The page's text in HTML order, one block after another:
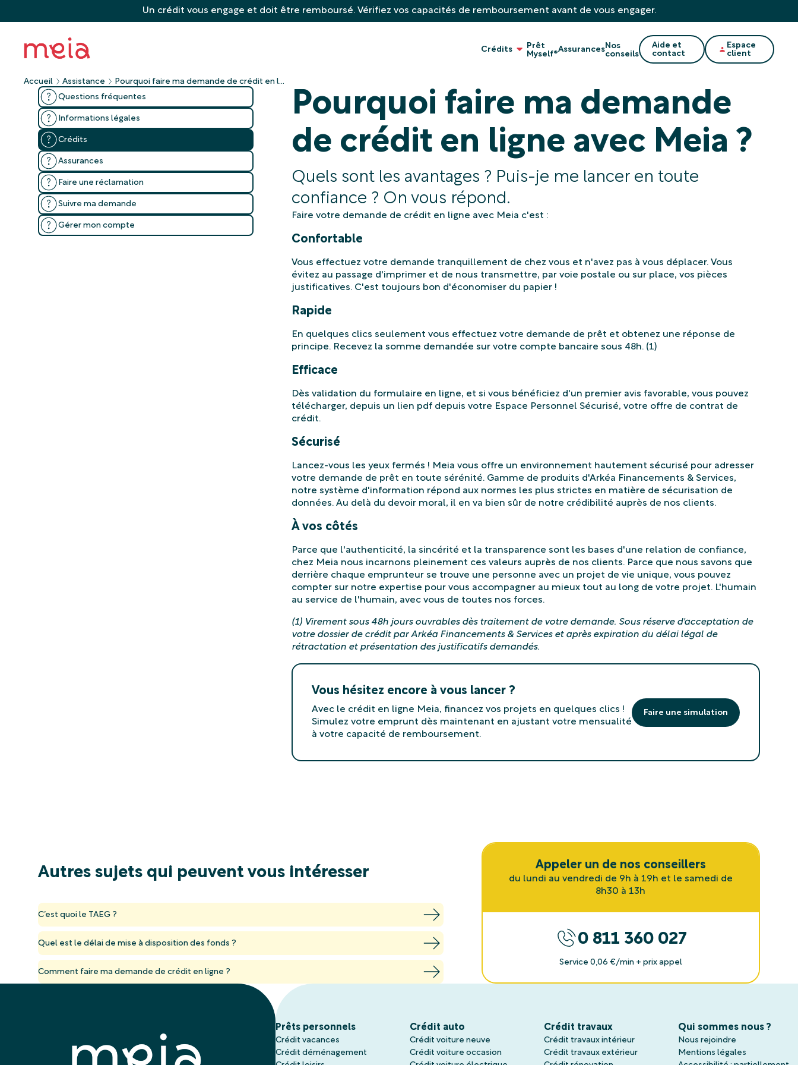
Un crédit vous engage et doit être remboursé. Vérifiez vos capacités de remboursement avant de vous engager.
Crédits
Prêt
Myself®AssurancesNos
conseils
Aide et
contact
Espace
client
Accueil Assistance
Pourquoi faire ma demande de crédit en l...
Questions fréquentes
Informations légales
Crédits
Assurances
Faire une réclamation
Suivre ma demande
Gérer mon compte
Pourquoi faire ma demande
de crédit en ligne avec Meia ?
Quels sont les avantages ? Puis-je me lancer en toute
confiance ? On vous répond.
Faire votre demande de crédit en ligne avec Meia c'est :
Confortable
Vous effectuez votre demande tranquillement de chez vous et n'avez pas à vous déplacer. Vous
évitez au passage d'imprimer et de nous transmettre, par voie postale ou sur place, vos pièces
justificatives. C'est toujours bon d'économiser du papier !
Rapide
En quelques clics seulement vous effectuez votre demande de prêt et obtenez une réponse de
principe. Recevez la somme demandée sur votre compte bancaire sous 48h. (1)
Efficace
Dès validation du formulaire en ligne, et si vous bénéficiez d'un premier avis favorable, vous pouvez
télécharger, depuis un lien pdf depuis votre Espace Personnel Sécurisé, votre offre de contrat de
crédit.
Sécurisé
Lancez-vous les yeux fermés ! Meia vous offre un environnement hautement sécurisé pour adresser
votre demande de prêt en toute sérénité. Gamme de produits d'Arkéa Financements & Services,
notre système d'information répond aux normes les plus strictes en matière de sécurisation de
données. Au delà du devoir moral, il en va bien sûr de notre crédibilité auprès de nos clients.
À vos côtés
Parce que l'authenticité, la sincérité et la transparence sont les bases d'une relation de confiance,
chez Meia nous incarnons pleinement ces valeurs auprès de nos clients. Parce que nous savons que
derrière chaque emprunteur se trouve une personne avec un projet de vie unique, vous pouvez
compter sur notre expertise pour vous accompagner au mieux tout au long de votre projet. L'humain
au service de l'humain, avec vous de toutes nos forces.
(1) Virement sous 48h jours ouvrables dès traitement de votre demande. Sous réserve d'acceptation de
votre dossier de crédit par Arkéa Financements & Services et après expiration du délai légal de
rétractation et présentation des justificatifs demandés.
Vous hésitez encore à vous lancer ?
Avec le crédit en ligne Meia, financez vos projets en quelques clics !
Simulez votre emprunt dès maintenant en ajustant votre mensualité
à votre capacité de remboursement.
Faire une simulation
Autres sujets qui peuvent vous intéresser
C’est quoi le TAEG ?
Quel est le délai de mise à disposition des fonds ?
Comment faire ma demande de crédit en ligne ?
Appeler un de nos conseillers
du lundi au vendredi de 9h à 19h et le samedi de
8h30 à 13h
0 811 360 027
Service 0,06 €/min + prix appel
Prêts personnels
Crédit vacances
Crédit déménagement
Crédit auto
Crédit voiture neuve
Crédit voiture occasion
Crédit travaux
Crédit travaux intérieur
Crédit travaux extérieur
Qui sommes nous ?
Nous rejoindre
Mentions légales